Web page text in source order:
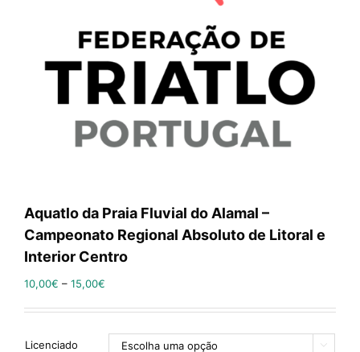
Aquatlo da Praia Fluvial do Alamal –
Campeonato Regional Absoluto de Litoral e
Interior Centro
10,00€ – 15,00€
Licenciado 